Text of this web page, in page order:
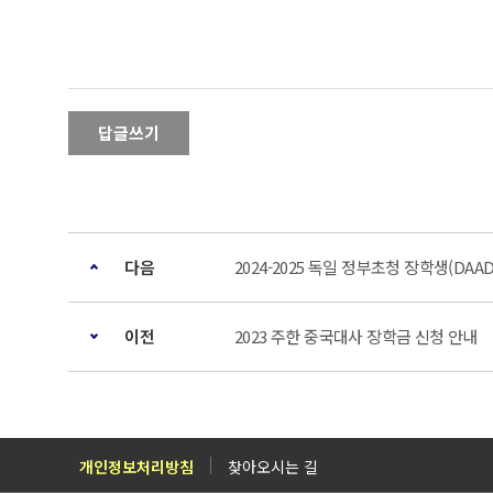
답글쓰기
다음 2024-2025 독일 정부초청 장학생
이전 2023 주한 중국대사 장학금 신청 안내
개인정보처리방침 찾아오시는 길